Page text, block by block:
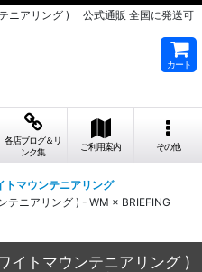
ニアリング ) 公式通販 全国に発送可
カート
各店ブログ＆リ
ンク集
ご利用案内 その他
マウンテニアリング
ニアリング ) - WM × BRIEFING
トマウンテニアリング )